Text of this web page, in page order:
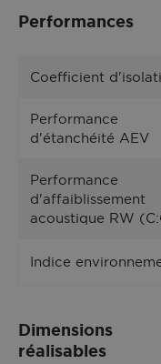
Performances
Coefficient
Performance
d'étanchéité AEV
Performance
d'affaiblissement
acoustique RW
Indice
Dimensions
réalisables